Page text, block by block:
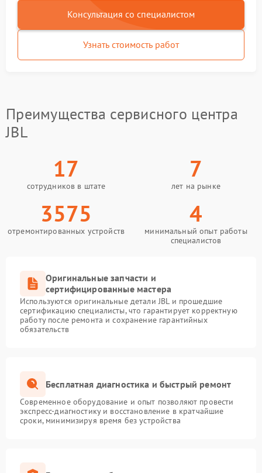
Консультация со специалистом
Узнать стоимость работ
Преимущества сервисного центра
JBL
17
сотрудников в штате
7
лет на рынке
3575
отремонтированных устройств
4
минимальный опыт работы
специалистов
Оригинальные запчасти и
сертифицированные мастера
Используются оригинальные детали JBL и прошедшие
сертификацию специалисты, что гарантирует корректную
работу после ремонта и сохранение гарантийных
обязательств
Бесплатная диагностика и быстрый ремонт
Современное оборудование и опыт позволяют провести
экспресс-диагностику и восстановление в кратчайшие
сроки, минимизируя время без устройства